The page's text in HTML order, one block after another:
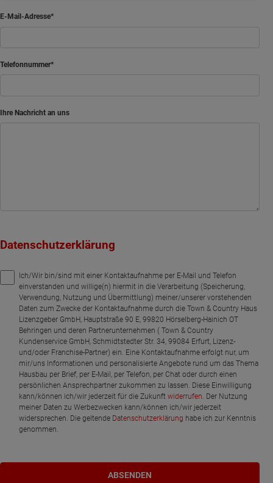
E-Mail-Adresse
Telefonnummer
Ihre Nachricht an uns
Datenschutzerklärung
Ich/Wir bin/sind mit einer Kontaktaufnahme per E-Mail und Telefon
einverstanden und willige(n) hiermit in die Verarbeitung (Speicherung,
Verwendung, Nutzung und Übermittlung) meiner/unserer vorstehenden
Daten zum Zwecke der Kontaktaufnahme durch die Town & Country Haus
Lizenzgeber GmbH, Hauptstraße 90 E, 99820 Hörselberg-Hainich OT
Behringen und deren Partnerunternehmen ( Town & Country
Kundenservice GmbH, Schmidtstedter Str. 34, 99084 Erfurt, Lizenz-
und/oder Franchise-Partner) ein. Eine Kontaktaufnahme erfolgt nur, um
mir/uns Informationen und personalisierte Angebote rund um das Thema
Hausbau per Brief, per E-Mail, per Telefon, per Chat oder durch einen
persönlichen Ansprechpartner zukommen zu lassen. Diese Einwilligung
kann/können ich/wir jederzeit für die Zukunftwiderrufen. Der Nutzung
meiner Daten zu Werbezwecken kann/können ich/wir jederzeit
widersprechen. Die geltende Datenschutzerklärung habe ich zur Kenntnis
genommen.